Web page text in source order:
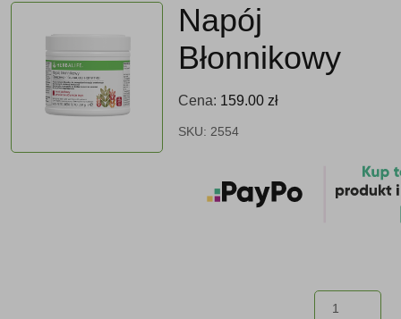
Napój
Błonnikowy
Cena: 159.00 zł
SKU: 2554